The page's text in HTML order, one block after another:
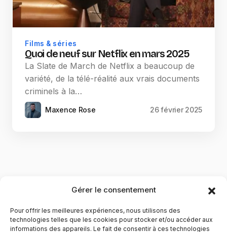
Gérer le consentement
Pour offrir les meilleures expériences, nous utilisons des
technologies telles que les cookies pour stocker et/ou accéder aux
informations des appareils. Le fait de consentir à ces technologies
Films & séries
Quoi de neuf sur Netflix en mars 2025
La Slate de March de Netflix a beaucoup de
variété, de la télé-réalité aux vrais documents
criminels à la…
Maxence Rose 26 février 2025